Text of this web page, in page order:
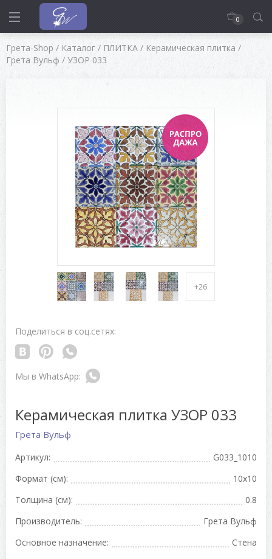
0
Грета-Shop / Каталог / ПЛИТКА / Керамическая плитка /
Грета Вульф / УЗОР 033
+26
Поделиться в соц.сетях:
Керамическая плитка УЗОР 033
Грета Вульф
Артикул:
G033_1010
Формат (см):
10x10
Толщина (см):
0.8
Производитель:
Грета Вульф
Основное назначение:
Стена